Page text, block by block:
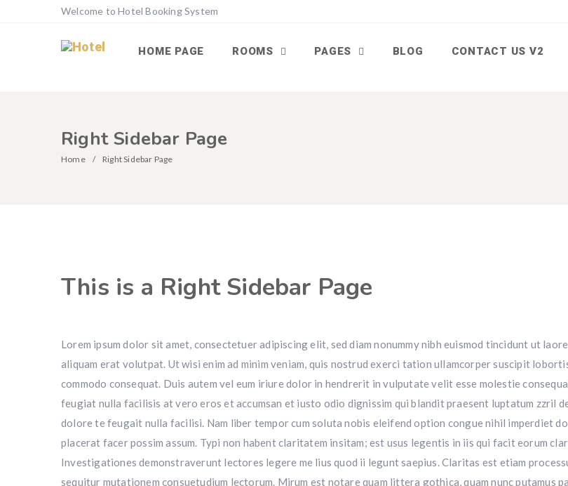
Welcome to Hotel Booking System
HOME PAGE ROOMS PAGES BLOG CONTACT US V2
Right Sidebar Page
Home Right Sidebar Page
This is a Right Sidebar Page
Lorem ipsum dolor sit amet, consectetuer adipiscing elit, sed diam nonummy nibh euismod tincidunt ut
aliquam erat volutpat. Ut wisi enim ad minim veniam, quis nostrud exerci tation ullamcorper suscipit
commodo consequat. Duis autem vel eum iriure dolor in hendrerit in vulputate velit esse molestie
feugiat nulla facilisis at vero eros et accumsan et iusto odio dignissim qui blandit praesent luptatum zzril
dolore te feugait nulla facilisi. Nam liber tempor cum soluta nobis eleifend option congue nihil imperdiet
placerat facer possim assum. Typi non habent claritatem insitam; est usus legentis in iis qui facit eorum
Investigationes demonstraverunt lectores legere me lius quod ii legunt saepius. Claritas est etiam
sequitur mutationem consuetudium lectorum. Mirum est notare quam littera gothica, quam nunc putamus